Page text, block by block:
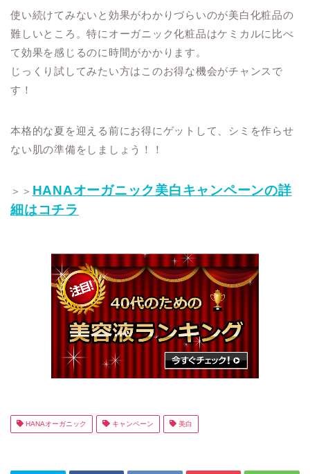
使い続けてみないと効果がわかりづらいのが美白化粧品の
難しいところ。特にオーガニック化粧品はケミカルに比べ
て効果を感じるのに時間がかかります。
じっくり試してみたい方はこのお得な機会がチャンスで
す！
本格的な夏を迎える前にお得にゲットして、シミを作らせ
ない肌の準備をしましょう！！
＞＞ HANAオーガニック美白キャンペーンの詳
細はコチラ
HANAオーガニック キャンペーン 美白